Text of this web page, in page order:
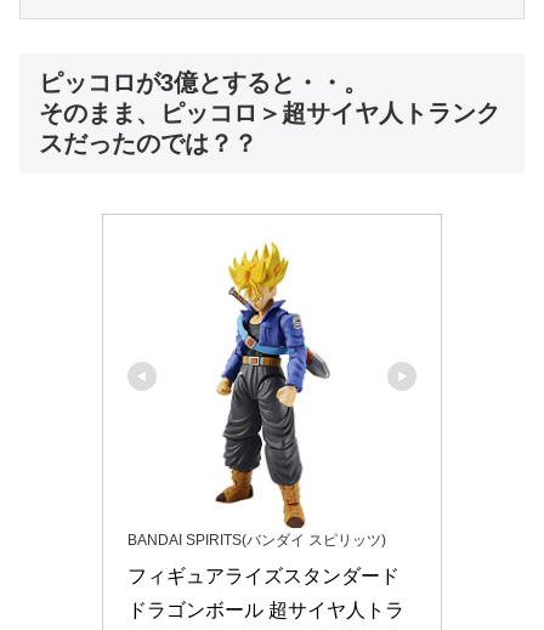
ピッコロが3億とすると・・。
そのまま、ピッコロ＞超サイヤ人トランク
スだったのでは？？
BANDAI SPIRITS(バンダイ スピリッツ)
フィギュアライズスタンダード
ドラゴンボール 超サイヤ人トラ